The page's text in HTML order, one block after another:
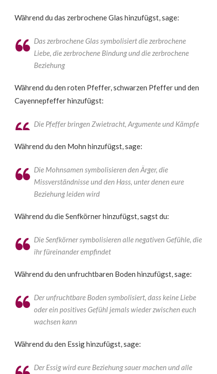
Während du das zerbrochene Glas hinzufügst, sage:
Das zerbrochene Glas symbolisiert die zerbrochene
Liebe, die zerbrochene Bindung und die zerbrochene
Beziehung
Während du den roten Pfeffer, schwarzen Pfeffer und den
Cayennepfeffer hinzufügst:
Die Pfeffer bringen Zwietracht, Argumente und Kämpfe
Während du den Mohn hinzufügst, sage:
Die Mohnsamen symbolisieren den Ärger, die
Missverständnisse und den Hass, unter denen eure
Beziehung leiden wird
Während du die Senfkörner hinzufügst, sagst du:
Die Senfkörner symbolisieren alle negativen Gefühle, die
ihr füreinander empfindet
Während du den unfruchtbaren Boden hinzufügst, sage:
Der unfruchtbare Boden symbolisiert, dass keine Liebe
oder ein positives Gefühl jemals wieder zwischen euch
wachsen kann
Während du den Essig hinzufügst, sage:
Der Essig wird eure Beziehung sauer machen und alle